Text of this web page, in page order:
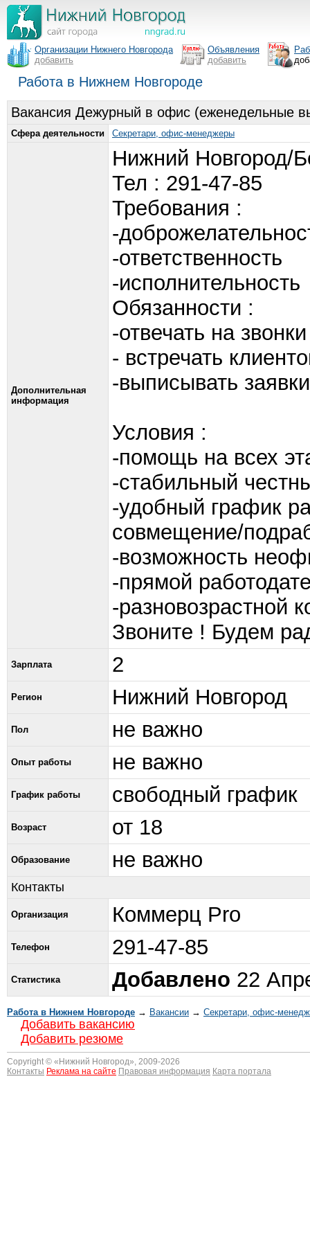
Организации Нижнего Новгорода
добавить
Объявления
добавить
Работа в Нижнем Новгороде
Вакансия Дежурный в офис (еженедельные
Сфера деятельности Секретари, офис-менеджеры
Дополнительная
информация
Нижний Новгород/
Тел : 291-47-85
Требования :
-
-ответственность
-исполнительность
Обязанности :
-отвечать на звонки
- встречать
-выписывать
Условия :
-помощь на всех
-стабильный
-удобный график
совмещение/
-возможность
-прямой
-разновозрастной
Звоните ! Будем
Зарплата 2
Регион Нижний Новгород
Пол не важно
Опыт работы не важно
График работы свободный график
Возраст от 18
Образование не важно
Контакты
Организация Коммерц Pro
Телефон 291-47-85
Статистика Добавлено 22
Работа в Нижнем Новгороде → Вакансии → Секретари, офис-
Добавить вакансию
Добавить резюме
Copyright © « Нижний Новгород», 2009-2026
Контакты Реклама на сайте Правовая информация Карта портала